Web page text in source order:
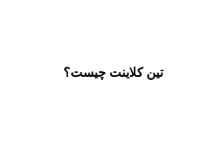
تین کلاینت چیست؟